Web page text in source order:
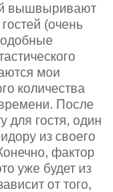
вышвыривают
(очень
мои
количества
После
для гостя, один
из своего
фактор
уже будет из
от того,